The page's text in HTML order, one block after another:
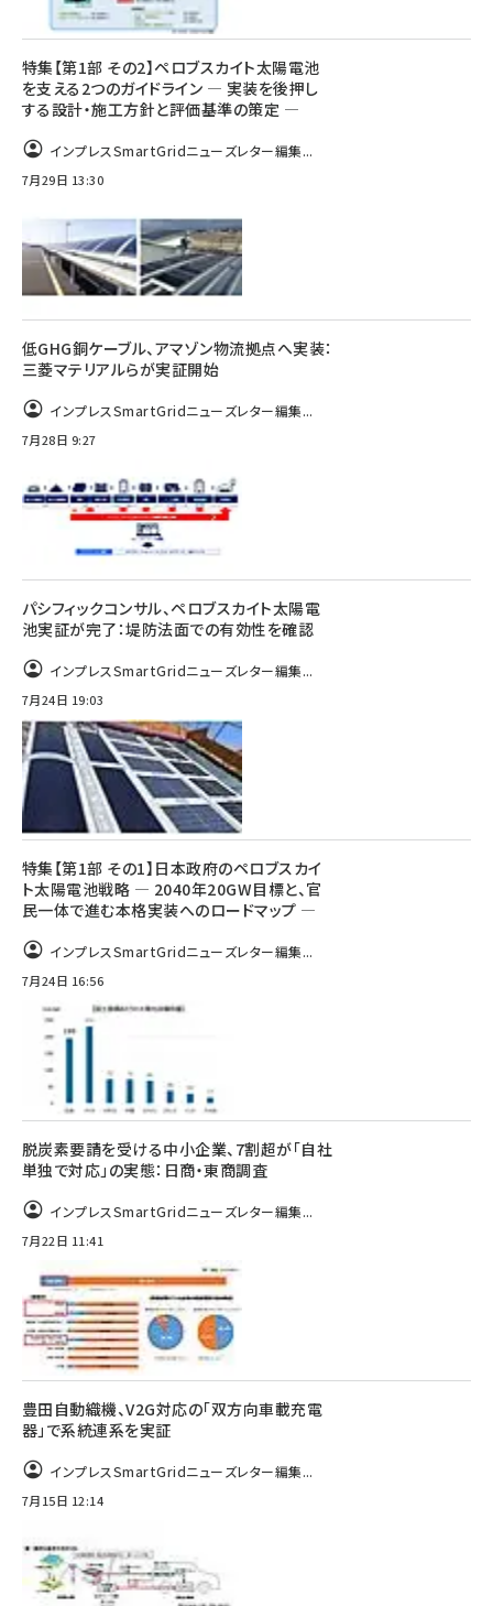
特集【第1部 その2】ペロブスカイト太陽電池
を支える2つのガイドライン ― 実装を後押し
する設計・施工方針と評価基準の策定 ―
インプレスSmartGridニューズレター編集...
7月29日 13:30
低GHG銅ケーブル、アマゾン物流拠点へ実装：
三菱マテリアルらが実証開始
インプレスSmartGridニューズレター編集...
7月28日 9:27
パシフィックコンサル、ペロブスカイト太陽電
池実証が完了：堤防法面での有効性を確認
インプレスSmartGridニューズレター編集...
7月24日 19:03
特集【第1部 その1】日本政府のペロブスカイ
ト太陽電池戦略 ― 2040年20GW目標と、官
民一体で進む本格実装へのロードマップ ―
インプレスSmartGridニューズレター編集...
7月24日 16:56
脱炭素要請を受ける中小企業、7割超が「自社
単独で対応」の実態：日商・東商調査
インプレスSmartGridニューズレター編集...
7月22日 11:41
豊田自動織機、V2G対応の「双方向車載充電
器」で系統連系を実証
インプレスSmartGridニューズレター編集...
7月15日 12:14